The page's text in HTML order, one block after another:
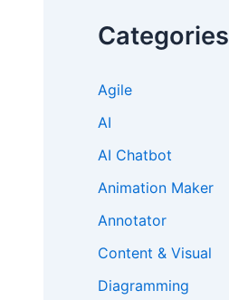
Categories
Agile
AI
AI Chatbot
Animation Maker
Annotator
Content & Visual
Diagramming